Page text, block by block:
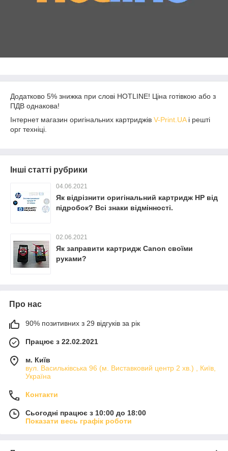
Додатково 5% знижка при слові HOTLINE! Ціна готівкою або з
ПДВ однакова!
Інтернет магазин оригінальних картриджів V-Print.UAі решті
орг техніці.
Інші статті рубрики
04.06.2021
Як відрізнити оригінальний картридж HP від
підробок? Всі знаки відмінності.
02.06.2021
Як заправити картридж Canon своїми
руками?
Про нас
90% позитивних з 29 відгуків за рік
Працює з 22.02.2021
м. Київ
вул. Васильківська 96 (м. Виставковий центр 2 хв.) , Київ,
Україна
Контакти
Сьогодні працює з 10:00 до 18:00
Показати весь графік роботи